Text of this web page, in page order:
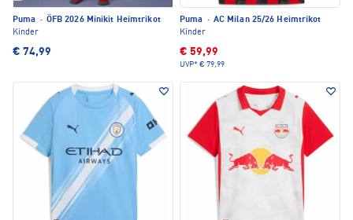
Puma · ÖFB 2026 Minikit Heimtrikot
Kinder
€ 74,99
Puma · AC Milan 25/26 Heimtrikot
Kinder
€ 59,99
UVP* € 79,99